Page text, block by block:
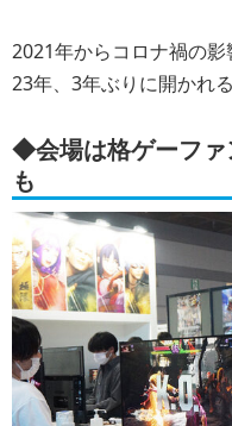
2021年からコロナ禍の
23年、3年ぶりに開かれ
◆会場は格ゲーファ
も